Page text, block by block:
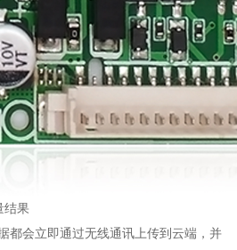
结果
都会立即通过无线通讯上传到云端，并